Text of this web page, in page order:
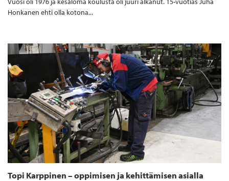
Honkanen ehti olla kotona...
Topi Karppinen – oppimisen ja kehittämisen asialla